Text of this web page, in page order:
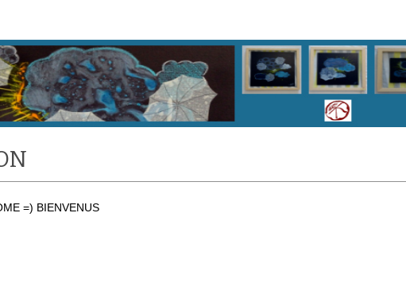
=) BIENVENUS